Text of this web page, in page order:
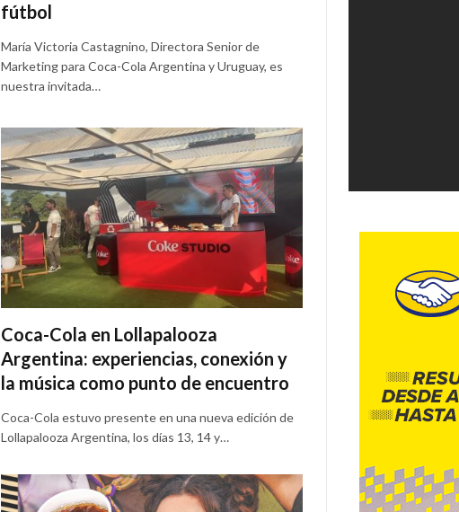
fútbol
María Victoria Castagnino, Directora Senior de
Marketing para Coca-Cola Argentina y Uruguay, es
nuestra invitada…
Coca-Cola en Lollapalooza
Argentina: experiencias, conexión y
la música como punto de encuentro
Coca-Cola estuvo presente en una nueva edición de
Lollapalooza Argentina, los días 13, 14 y…